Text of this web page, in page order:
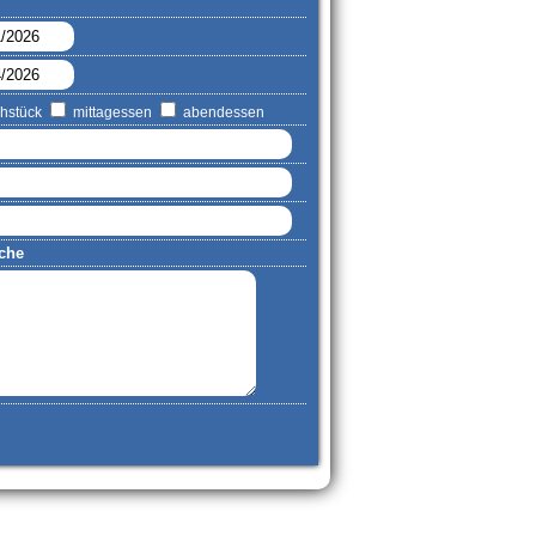
mittagessen
abendessen